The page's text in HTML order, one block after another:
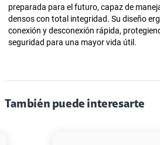
preparada para el futuro, capaz de
densos con total integridad. Su diseño
conexión y desconexión rápida,
seguridad para una mayor vida útil.
También puede interesarte